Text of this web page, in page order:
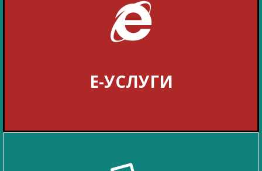
Е-УСЛУГИ